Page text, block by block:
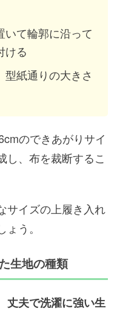
いて輪郭に沿って
ける
紙通りの大きさ
のできあがりサイ
し、布を裁断するこ
サイズの上履き入れ
う。
生地の種類
丈夫で洗濯に強い生